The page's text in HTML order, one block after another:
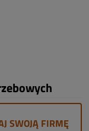
SWOJĄ FIRMĘ